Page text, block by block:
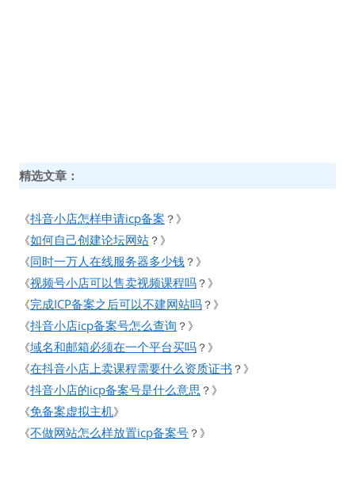
精选文章：
《抖音小店怎样申请icp备案 ？》
《如何自己创建论坛网站 ？》
《同时一万人在线服务器多少钱 ？》
《视频号小店可以售卖视频课程吗 ？》
《完成ICP备案之后可以不建网站吗 ？》
《抖音小店icp备案号怎么查询 ？》
《域名和邮箱必须在一个平台买吗 ？》
《在抖音小店上卖课程需要什么资质证书 ？》
《抖音小店的icp备案号是什么意思 ？》
《免备案虚拟主机》
《不做网站怎么样放置icp备案号 ？》